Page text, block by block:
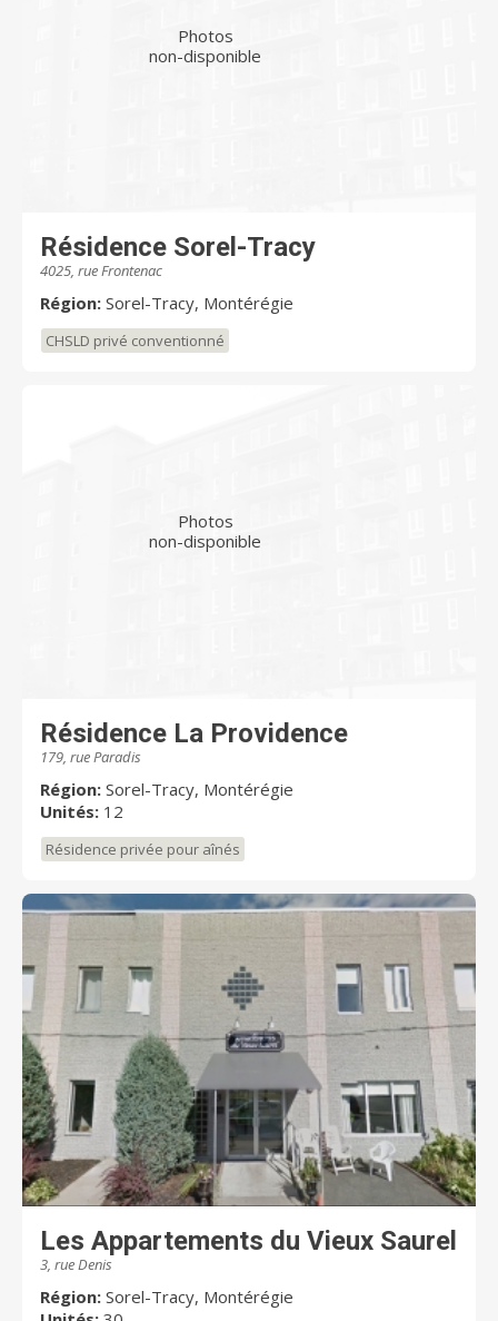
Photos
non-disponible
Résidence Sorel-Tracy
4025, rue Frontenac
Région: Sorel-Tracy, Montérégie
CHSLD privé conventionné
Photos
non-disponible
Résidence La Providence
179, rue Paradis
Région: Sorel-Tracy, Montérégie
Unités: 12
Résidence privée pour aînés
Les Appartements du Vieux Saurel
3, rue Denis
Région: Sorel-Tracy, Montérégie